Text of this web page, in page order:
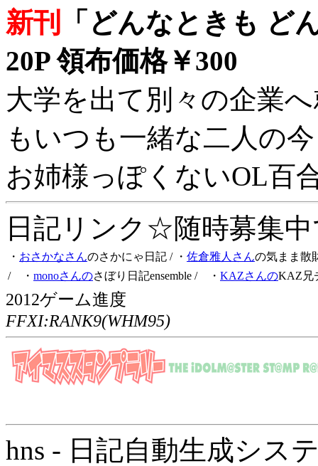
新刊
「どんなときも ど
20P 領布価格￥300
大学を出て別々の企業
もいつも一緒な二人の
お姉様っぽくないOL百
日記リンク☆随時募集
・ おさかなさんのさかにゃ日記 / ・ 佐倉雅人さんの気まま散
/ ・ monoさんのさぼり日記ensemble / ・ KAZさんのKAZ兄
2012ゲーム進度
FFXI:RANK9(WHM95)
hns - 日記自動生成シス